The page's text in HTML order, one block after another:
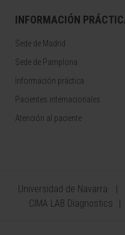
INFORMACIÓN
Sede de Madrid
Sede de Pamplona
Información práctica
Pacientes internacionales
Atención al paciente
Universidad de Navarra
CIMA LAB Diagnostics